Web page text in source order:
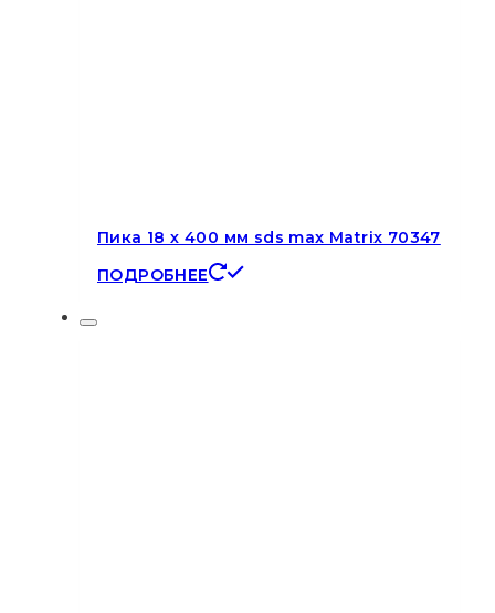
Пика 18 х 400 мм sds max Matrix 70347
ПОДРОБНЕЕ